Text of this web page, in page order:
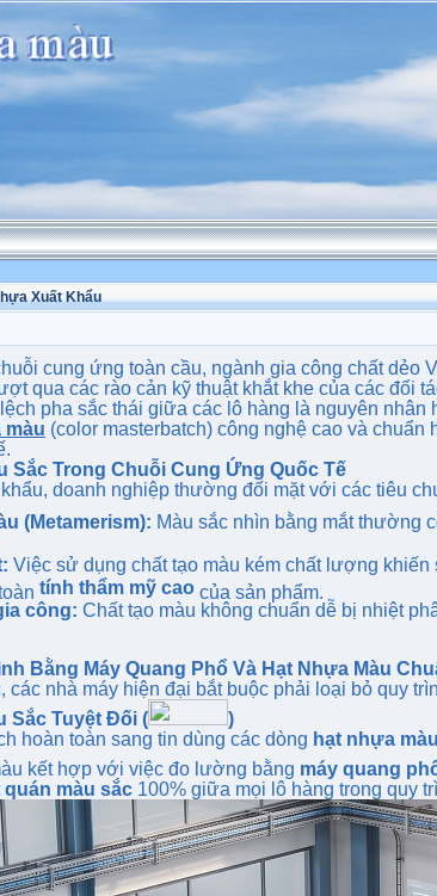
Xuất Khẩu
cung ứng toàn cầu, ngành gia công chất
qua các rào cản kỹ thuật khắt khe của các đối
pha sắc thái giữa các lô hàng là nguyên
màu (color masterbatch) công nghệ cao và
Sắc Trong Chuỗi Cung Ứng Quốc Tế
doanh nghiệp thường đối mặt với các tiêu
(Metamerism): Màu sắc nhìn bằng mắt thường
Việc sử dụng chất tạo màu kém chất lượng khiến
tính thẩm mỹ cao của sản phẩm.
công: Chất tạo màu không chuẩn dễ bị nhiệt
Bằng Máy Quang Phổ Và Hạt Nhựa Màu
nhà máy hiện đại bắt buộc phải loại bỏ quy
Sắc Tuyệt Đối (
)
hoàn toàn sang tin dùng các dòng hạt nhựa
kết hợp với việc đo lường bằng máy quang
quán màu sắc 100% giữa mọi lô hàng trong quy